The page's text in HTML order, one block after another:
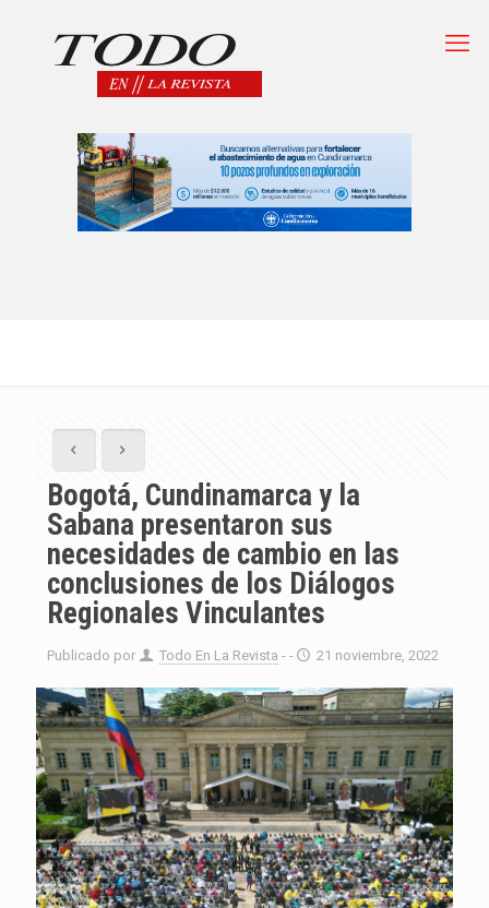
Bogotá, Cundinamarca y la
Sabana presentaron sus
necesidades de cambio en las
conclusiones de los Diálogos
Regionales Vinculantes
Publicado por Todo En La Revista - - 21 noviembre, 2022